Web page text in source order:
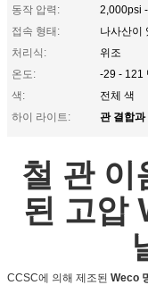
동작 압력:
2,000psi
접속 형태:
나사산이
처리식:
위조
온도:
-29 - 121
색:
전체 색
하이 라이트:
관 결합과
철 관 이
된 고압
CCSC에 의해 제조된 Weco